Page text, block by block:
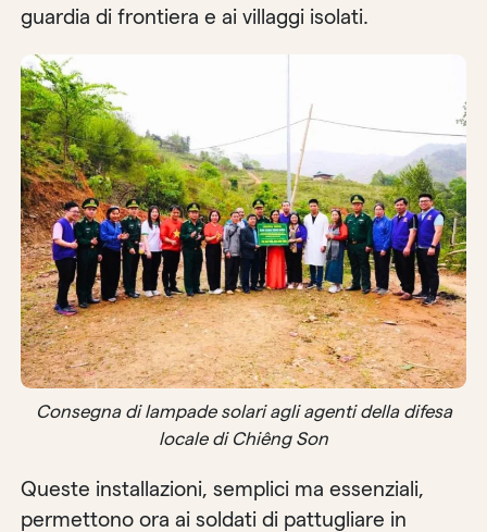
guardia di frontiera e ai villaggi isolati.
Consegna di lampade solari agli agenti della difesa
locale di Chiêng Son
Queste installazioni, semplici ma essenziali,
permettono ora ai soldati di pattugliare in